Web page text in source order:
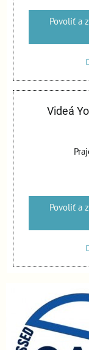
Povoliť a
Videá
Povoliť a